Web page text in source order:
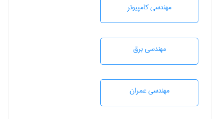
مهندسی كامپيوتر
مهندسی برق
مهندسی عمران